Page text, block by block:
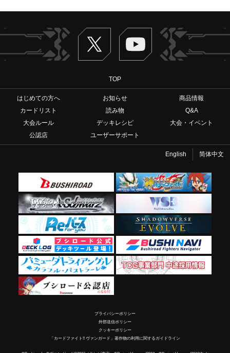
Twitter ヴァンガードch
TOP
はじめての方へ お知らせ
商品情報
カードリスト
読み物
Q&A
大会ルール
デッキレシピ
大会・イベント
公認店
ユーザーサポート
English 简体中文
プライバシーポリシー
外部送信ポリシー
クッキーポリシー
「カードファイト!! ヴァンガード」著作物の利用に関するガイドライン